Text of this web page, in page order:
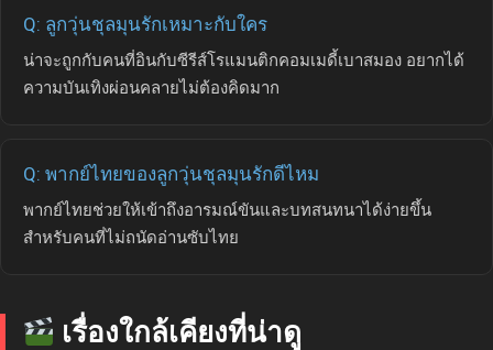
Q: ลูกวุ่นชุลมุนรักเหมาะกับใคร
น่าจะถูกกับคนที่อินกับซีรีส์โรแมนติกคอมเมดี้เบาสมอง อยากได้
ความบันเทิงผ่อนคลายไม่ต้องคิดมาก
Q: พากย์ไทยของลูกวุ่นชุลมุนรักดีไหม
พากย์ไทยช่วยให้เข้าถึงอารมณ์ขันและบทสนทนาได้ง่ายขึ้น
สำหรับคนที่ไม่ถนัดอ่านซับไทย
เรื่องใกล้เคียงที่น่าดู